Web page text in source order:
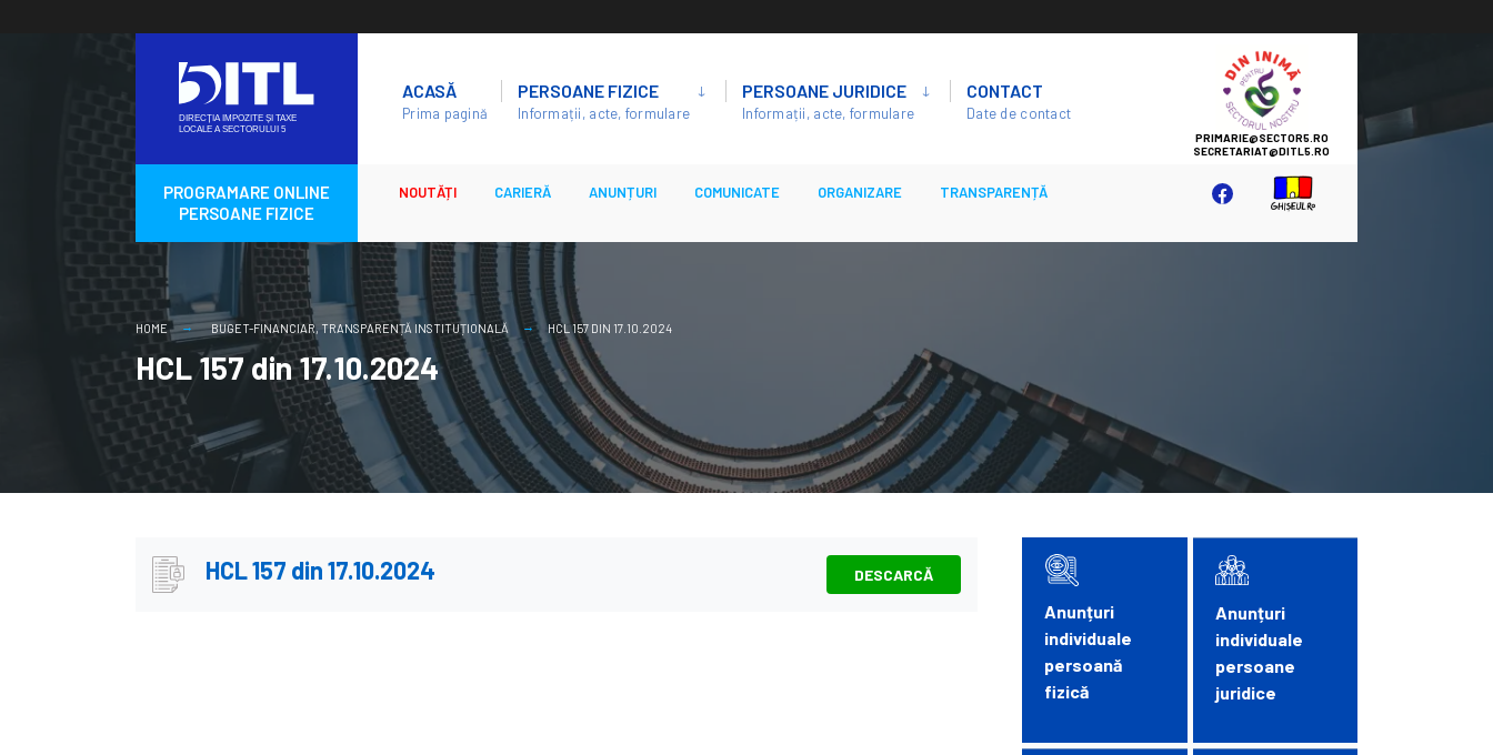
content
ACASĂ
Prima pagină
PERSOANE FIZICE
Informații, acte, formulare
PERSOANE JURIDICE
Informații, acte, formulare
CONTACT
Date de contact
SECTOR
5
PROGRAMARE ONLINE
PERSOANE FIZICE
NOUTĂȚI CARIERĂ ANUNȚURI COMUNICATE ORGANIZARE TRANSPARENȚĂ
HOME BUGET-FINANCIAR,TRANSPARENȚĂ INSTITUȚIONALĂ HCL 157 DIN 17.10.2024
HCL 157 din 17.10.2024
HCL 157 din 17.10.2024 DESCARCĂ
Anunțuri
individuale
persoană
fizică
Anunțuri
individuale
persoane
juridice